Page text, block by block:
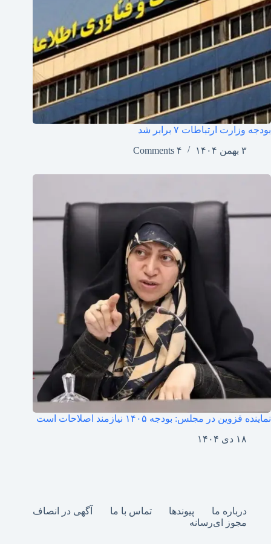
بودجه وزارت ارتباطات ۷ برابر شد
۳ بهمن ۱۴۰۴
۴ Comments
نماینده قزوین در مجلس: بودجه ۱۴۰۵ نیازمند اصلاحات است
۱۸ دی ۱۴۰۴
درباره ما پیوندها تماس با ما
آگهی در انصاف
مجوز ای‌رسانه